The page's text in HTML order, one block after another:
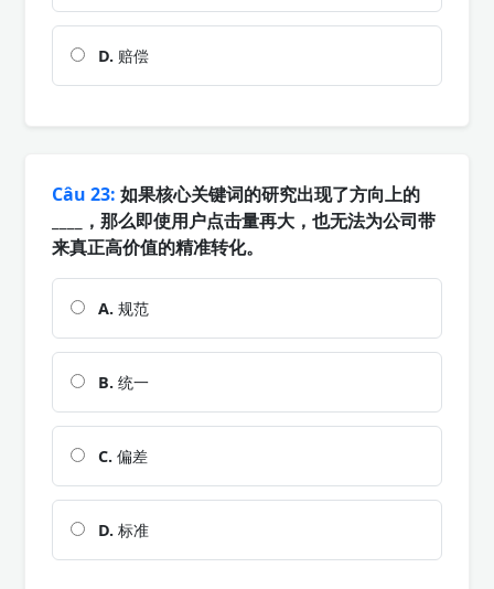
D. 赔偿
Câu 23: 如果核心关键词的研究出现了方向上的
____，那么即使用户点击量再大，也无法为公司带
来真正高价值的精准转化。
A. 规范
B. 统一
C. 偏差
D. 标准